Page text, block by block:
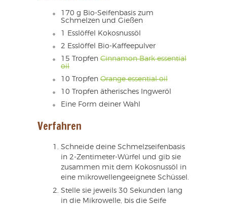
170 g Bio-Seifenbasis zum
Schmelzen und Gießen
1 Esslöffel Kokosnussöl
2 Esslöffel Bio-Kaffeepulver
15 Tropfen Cinnamon Bark essential
oil
10 Tropfen Orange essential oil
10 Tropfen ätherisches Ingweröl
Eine Form deiner Wahl
Verfahren
Schneide deine Schmelzseifenbasis
in 2-Zentimeter-Würfel und gib sie
zusammen mit dem Kokosnussöl in
eine mikrowellengeeignete Schüssel.
Stelle sie jeweils 30 Sekunden lang
in die Mikrowelle, bis die Seife